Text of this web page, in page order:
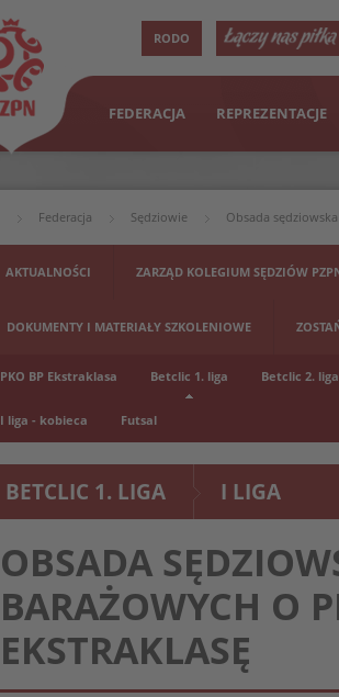
RODO
FEDERACJA REPREZENTACJE
Federacja Sędziowie Obsada sędziowska
AKTUALNOŚCI ZARZĄD KOLEGIUM SĘDZIÓW
DOKUMENTY I MATERIAŁY SZKOLENIOWE
PKO BP Ekstraklasa Betclic 1. liga Betclic 2. liga
I liga - kobieca Futsal
BETCLIC 1. LIGA I LIGA
OBSADA
BARAŻOWYCH O
EKSTRAKLASĘ